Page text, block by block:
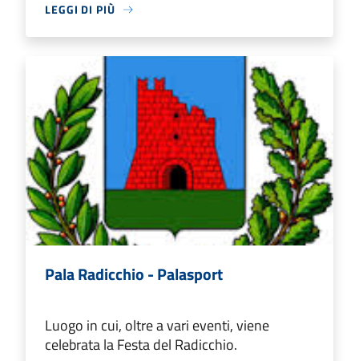
LEGGI DI PIÙ
Pala Radicchio - Palasport
Luogo in cui, oltre a vari eventi, viene
celebrata la Festa del Radicchio.